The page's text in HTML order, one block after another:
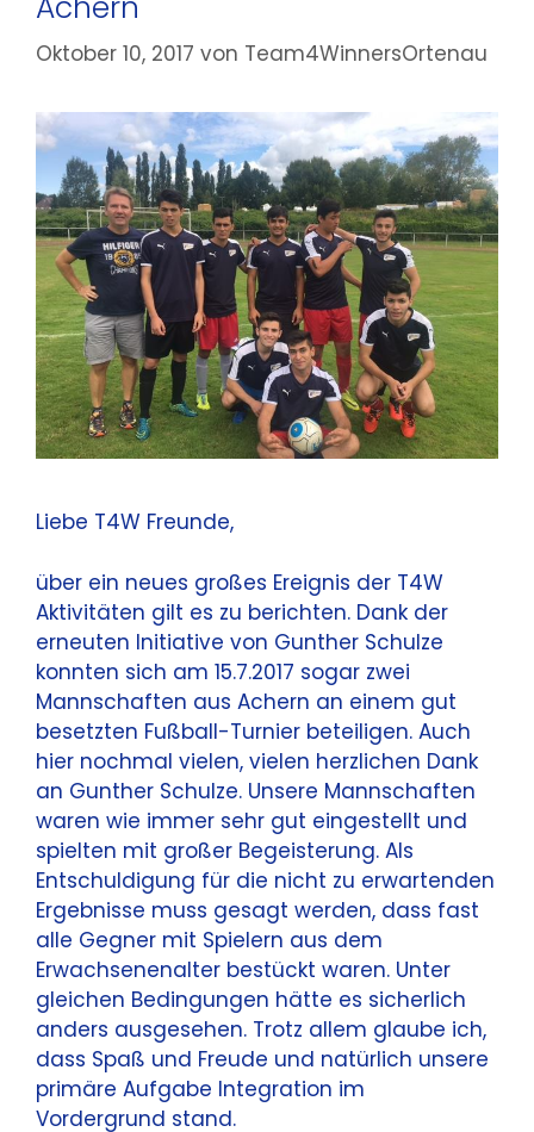
Oktober 10, 2017 von Team4WinnersOrtenau
Liebe T4W Freunde,
über ein neues großes Ereignis der T4W
Aktivitäten gilt es zu berichten. Dank der
erneuten Initiative von Gunther Schulze
konnten sich am 15.7.2017 sogar zwei
Mannschaften aus Achern an einem gut
besetzten Fußball-Turnier beteiligen. Auch
hier nochmal vielen, vielen herzlichen Dank
an Gunther Schulze. Unsere Mannschaften
waren wie immer sehr gut eingestellt und
spielten mit großer Begeisterung. Als
Entschuldigung für die nicht zu erwartenden
Ergebnisse muss gesagt werden, dass fast
alle Gegner mit Spielern aus dem
Erwachsenenalter bestückt waren. Unter
gleichen Bedingungen hätte es sicherlich
anders ausgesehen. Trotz allem glaube ich,
dass Spaß und Freude und natürlich unsere
primäre Aufgabe Integration im
Vordergrund stand.